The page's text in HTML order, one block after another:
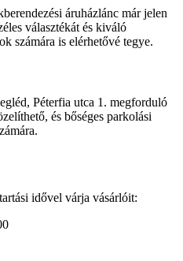
áruházlánc már jelen
választékát és kiváló
számára is elérhetővé tegye.
Péterfia utca 1. megforduló
és bőséges parkolási
idővel várja vásárlóit: